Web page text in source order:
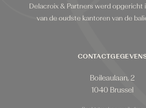
Delacroix & Partners werd opgericht
van de oudste kantoren van de
Boileaulaan, 2
1040 Brussel